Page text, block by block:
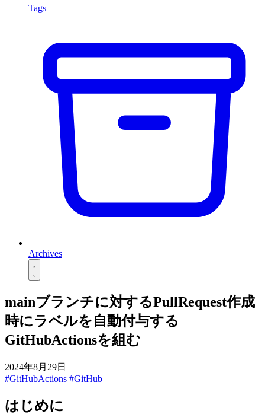
Tags
Archives
mainブランチに対するPullRequest作成
時にラベルを自動付与する
GitHubActionsを組む
2024年8月29日
#GitHubActions #GitHub
はじめに